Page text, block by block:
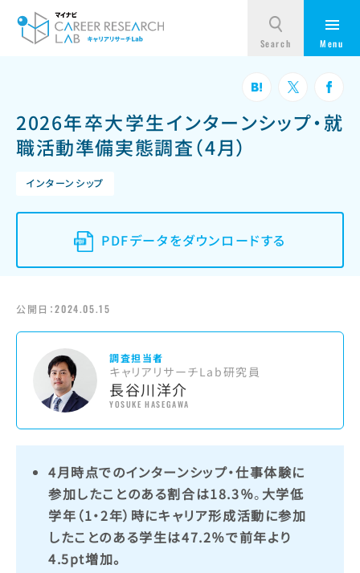
2026年卒大学生インターンシップ・就
職活動準備実態調査（4月）
インターンシップ
PDFデータをダウンロードする
公開日：2024.05.15
調査担当者
キャリアリサーチLab研究員
長谷川洋介
YOSUKE HASEGAWA
4月時点でのインターンシップ・仕事体験に
参加したことのある割合は18.3％。大学低
学年（1・2年）時にキャリア形成活動に参加
したことのある学生は47.2％で前年より
4.5pt増加。